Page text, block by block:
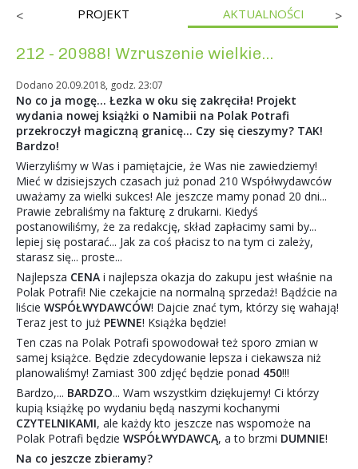
< PROJEKT AKTUALNOŚCI >
212 - 20988! Wzruszenie wielkie...
Dodano 20.09.2018, godz. 23:07
No co ja mogę... Łezka w oku się zakręciła! Projekt
wydania nowej książki o Namibii na Polak Potrafi
przekroczył magiczną granicę... Czy się cieszymy? TAK!
Bardzo!
Wierzyliśmy w Was i pamiętajcie, że Was nie zawiedziemy!
Mieć w dzisiejszych czasach już ponad 210 Współwydawców
uważamy za wielki sukces! Ale jeszcze mamy ponad 20 dni...
Prawie zebraliśmy na fakturę z drukarni. Kiedyś
postanowiliśmy, że za redakcję, skład zapłacimy sami by...
lepiej się postarać... Jak za coś płacisz to na tym ci zależy,
starasz się... proste...
Najlepsza CENAi najlepsza okazja do zakupu jest właśnie na
Polak Potrafi! Nie czekajcie na normalną sprzedaż! Bądźcie na
liście WSPÓŁWYDAWCÓW! Dajcie znać tym, którzy się wahają!
Teraz jest to już PEWNE! Książka będzie!
Ten czas na Polak Potrafi spowodował też sporo zmian w
samej książce. Będzie zdecydowanie lepsza i ciekawsza niż
planowaliśmy! Zamiast 300 zdjęć będzie ponad 450!!!
Bardzo,... BARDZO... Wam wszystkim dziękujemy! Ci którzy
kupią książkę po wydaniu będą naszymi kochanymi
CZYTELNIKAMI, ale każdy kto jeszcze nas wspomoże na
Polak Potrafi będzie WSPÓŁWYDAWCĄ, a to brzmi DUMNIE!
Na co jeszcze zbieramy?